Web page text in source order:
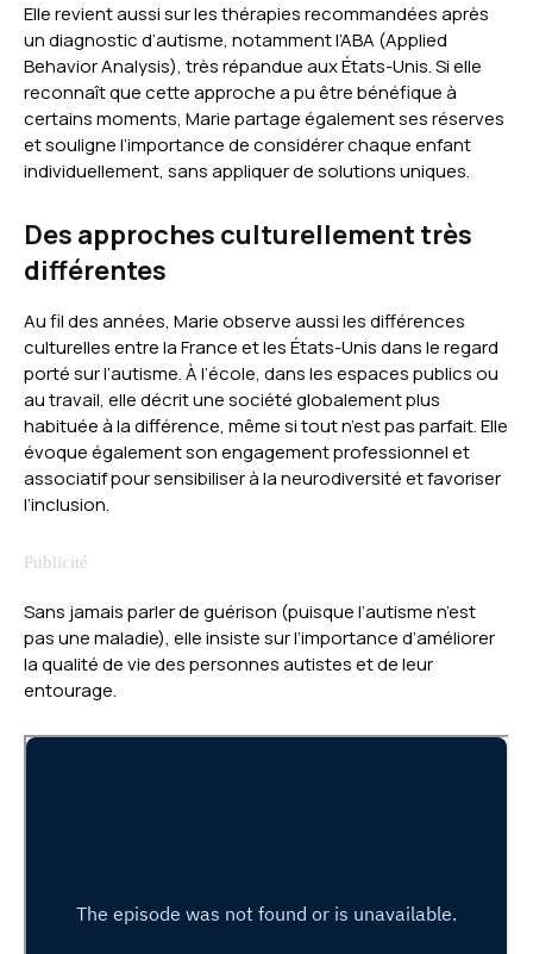
Elle revient aussi sur les thérapies recommandées après
un diagnostic d’autisme, notamment l’ABA (Applied
Behavior Analysis), très répandue aux États-Unis. Si elle
reconnaît que cette approche a pu être bénéfique à
certains moments, Marie partage également ses réserves
et souligne l’importance de considérer chaque enfant
individuellement, sans appliquer de solutions uniques.
Des approches culturellement très
différentes
Au fil des années, Marie observe aussi les différences
culturelles entre la France et les États-Unis dans le regard
porté sur l’autisme. À l’école, dans les espaces publics ou
au travail, elle décrit une société globalement plus
habituée à la différence, même si tout n’est pas parfait. Elle
évoque également son engagement professionnel et
associatif pour sensibiliser à la neurodiversité et favoriser
l’inclusion.
Sans jamais parler de guérison (puisque l’autisme n’est
pas une maladie), elle insiste sur l’importance d’améliorer
la qualité de vie des personnes autistes et de leur
entourage.